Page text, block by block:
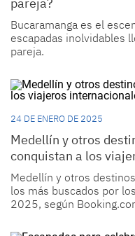
Bucaramanga es el
escapadas inolvidables
pareja.
24 DE ENERO DE 2025
Medellín y otros
conquistan a los
Medellín y otros
los más buscados por
2025, según